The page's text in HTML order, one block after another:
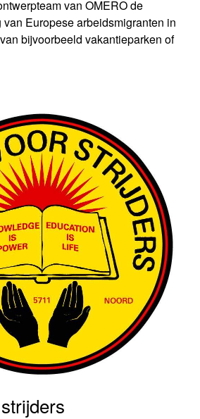
van OMERO de
Europese arbeidsmigranten in
bijvoorbeeld vakantieparken of
als vertrekpunt.